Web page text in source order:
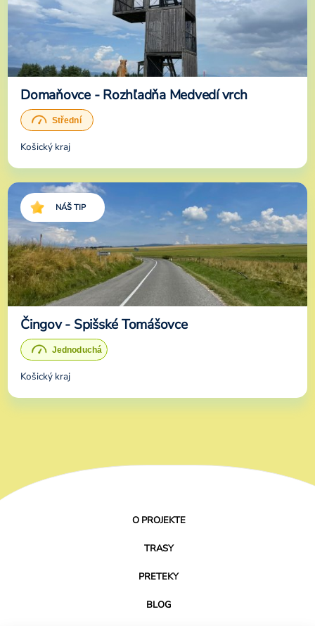
Domaňovce - Rozhľadňa Medvedí vrch
Košický kraj
NÁŠ TIP
Čingov - Spišské Tomášovce
Košický kraj
O PROJEKTE
TRASY
PRETEKY
BLOG